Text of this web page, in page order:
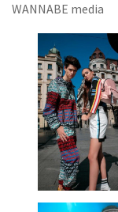
WANNABE media